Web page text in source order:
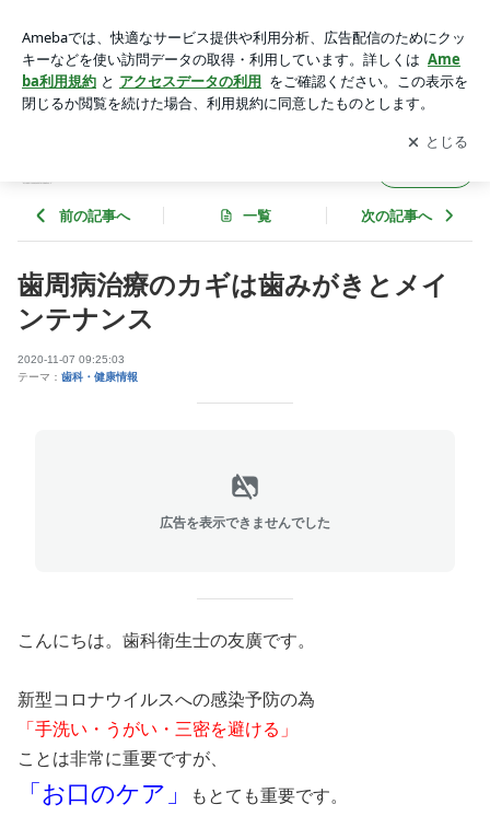
医院のブログアプリをダウンロードして ブログの更新通知
を受け取りまし
ょう。
開く
前の記事へ 一覧 次の記事へ
歯周病治療のカギは歯みがきとメイ
ンテナンス
2020-11-07 09:25:03
テーマ： 歯科・健康情報
広告を表示できませんでした
こんにちは。歯科衛生士の友廣です。
新型コロナウイルスへの感染予防の為
「手洗い・うがい・三密を避ける」
ことは非常に重要ですが、
「お口のケア」 もとても重要です。